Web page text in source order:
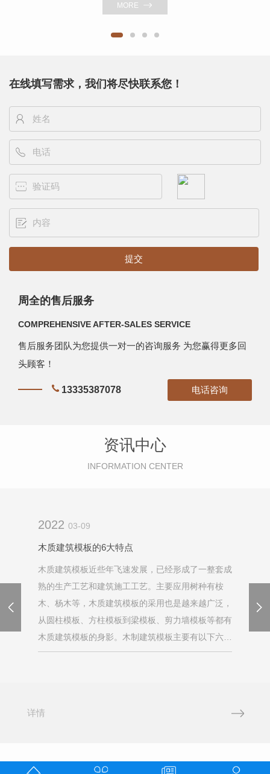
MORE
在线填写需求，我们将尽快联系您！
周全的售后服务
COMPREHENSIVE AFTER-SALES SERVICE
售后服务团队为您提供一对一的咨询服务 为您赢得更多回
头顾客！
13335387078 电话咨询
资讯中心
INFORMATION CENTER
2022 03-09
木质建筑模板的6大特点
木质建筑模板近些年飞速发展，已经形成了一整套成
熟的生产工艺和建筑施工工艺。主要应用树种有桉
木、杨木等，木质建筑模板的采用也是越来越广泛，
从圆柱模板、方柱模板到梁模板、剪力墙模板等都有
木质建筑模板的身影。木制建筑模板主要有以下六大
特点：1.板幅大，板面平整：这个特点让建筑施工的
详情